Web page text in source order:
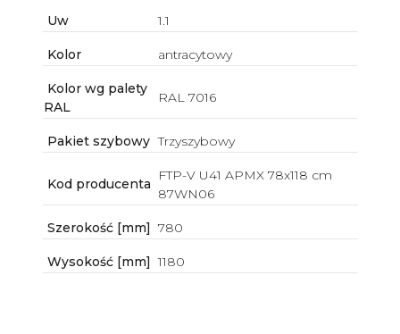
Uw 1.1
Kolor antracytowy
Kolor wg palety
RAL
RAL 7016
Pakiet szybowy Trzyszybowy
Kod producenta
FTP-V U41 APMX 78x118 cm
87WN06
Szerokość [mm] 780
Wysokość [mm] 1180